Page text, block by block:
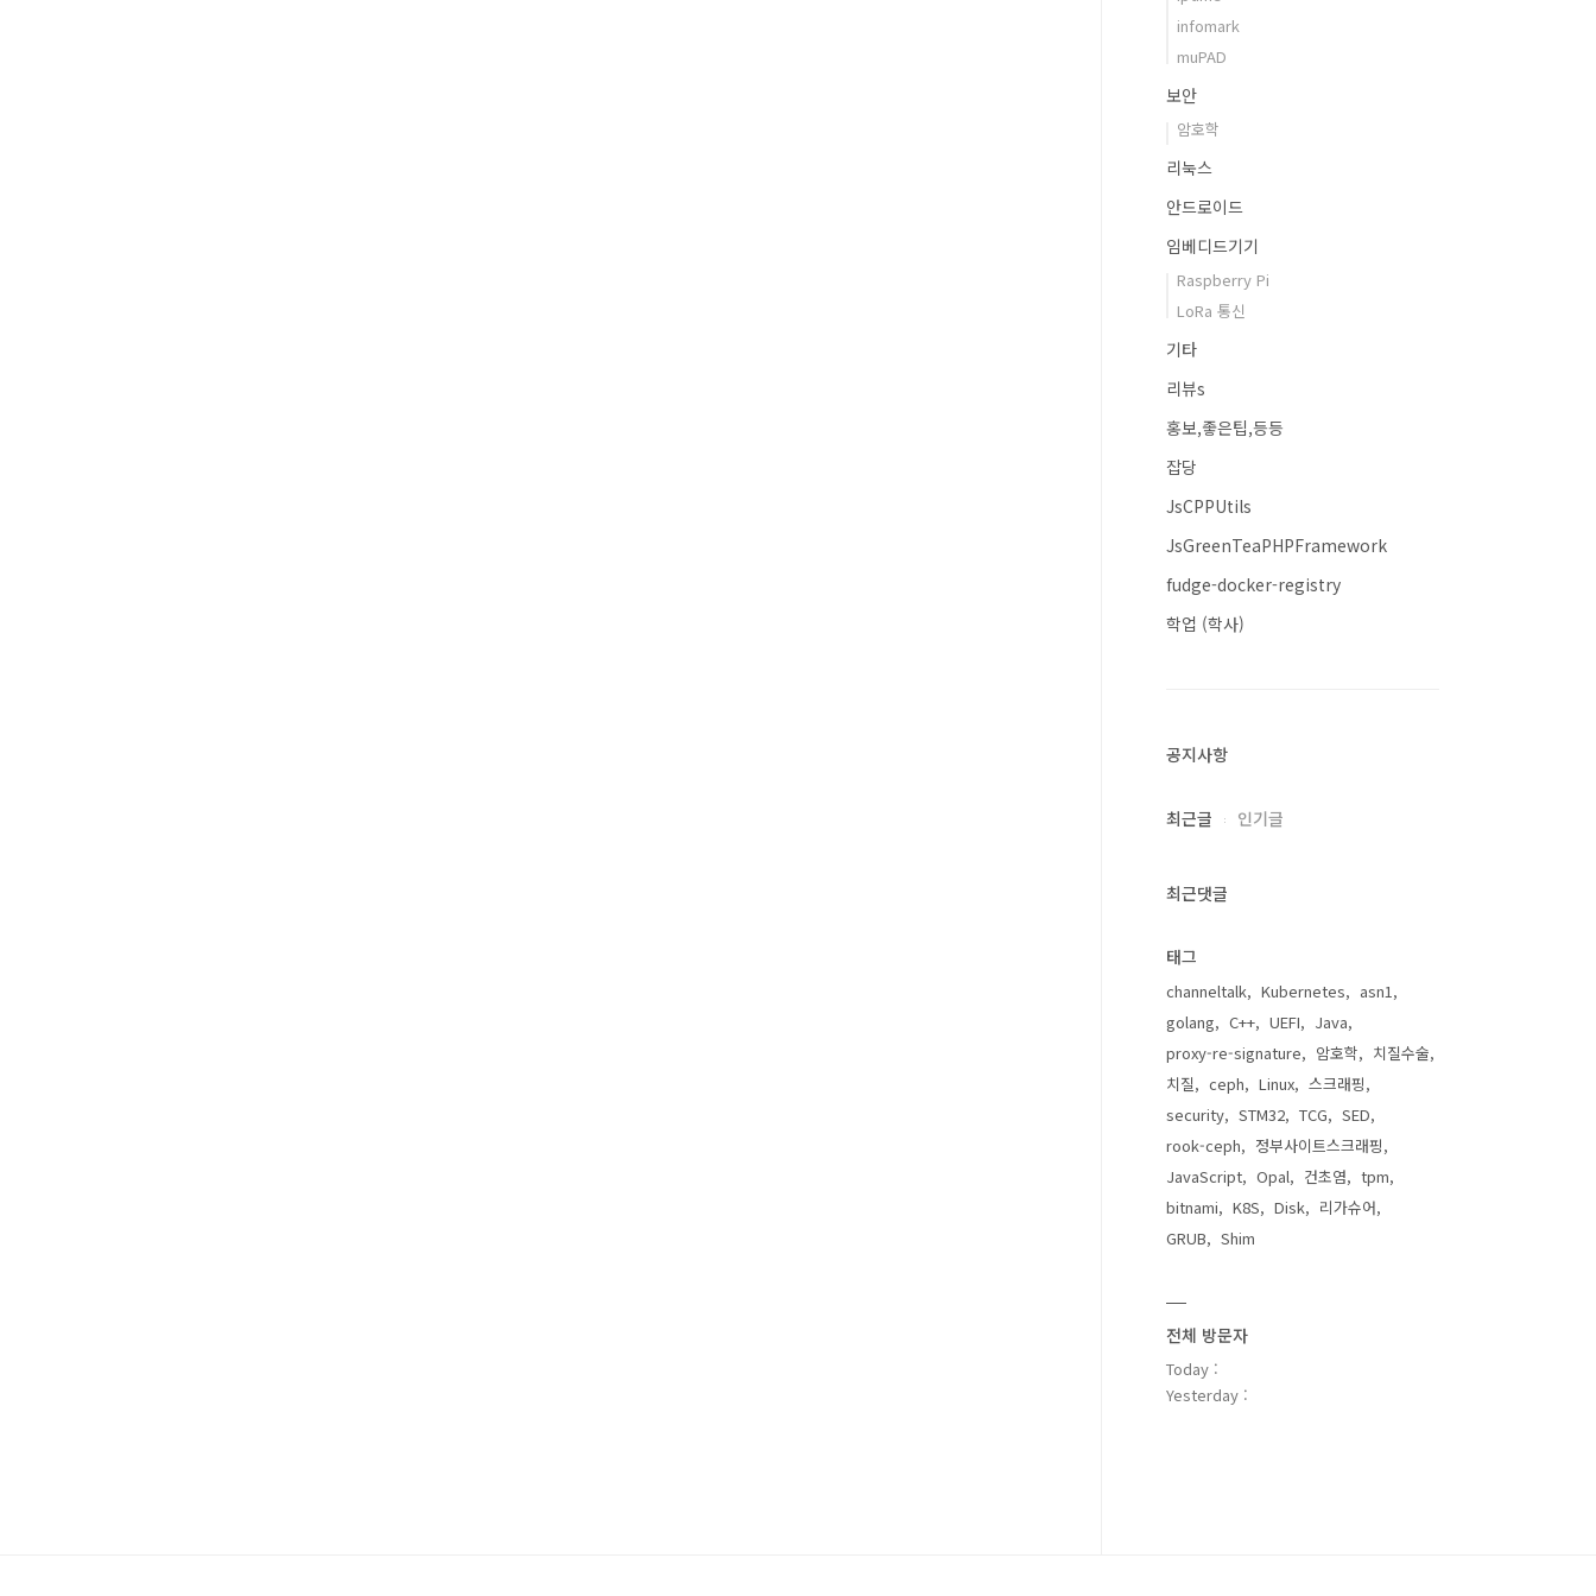
infomark
muPAD
보안
암호학
리눅스
안드로이드
임베디드기기
Raspberry Pi
LoRa 통신
기타
리뷰s
홍보,좋은팁,등등
잡당
JsCPPUtils
JsGreenTeaPHPFramework
fudge-docker-registry
학업 (학사)
공지사항
최근글 인기글
최근댓글
태그
channeltalk Kubernetes
asn1
golang
C++ UEFI
Java
proxy-re-signature
암호학
치질수술
치질
ceph Linux
스크래핑
security
STM32 TCG
SED
rook-ceph
정부사이트스크래핑
JavaScript
Opal 건초염
tpm
bitnami
K8S Disk
리가슈어
GRUB
Shim
전체 방문자
Today :
Yesterday :